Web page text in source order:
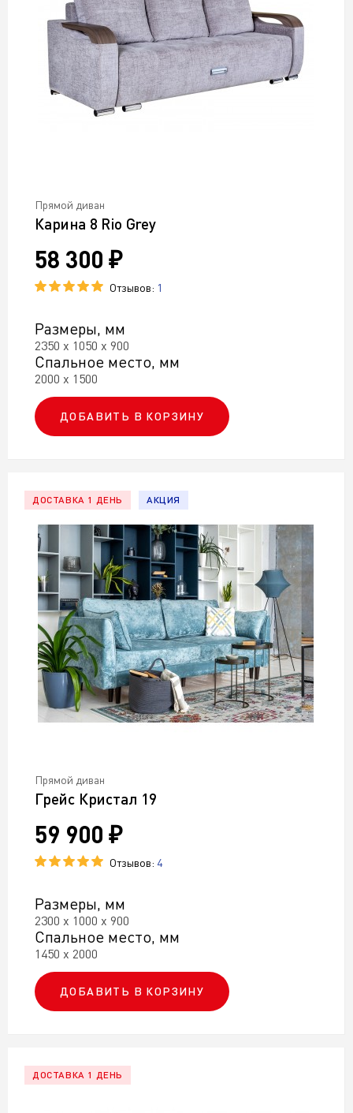
Прямой диван
Карина 8 Rio Grey
58 300 ₽
Отзывов: 1
Размеры, мм
2350 х 1050 х 900
Спальное место, мм
2000 х 1500
ДОБАВИТЬ В КОРЗИНУ
Прямой диван
Грейс Кристал 19
59 900 ₽
Отзывов: 4
Размеры, мм
2300 х 1000 х 900
Спальное место, мм
1450 х 2000
ДОБАВИТЬ В КОРЗИНУ
ДОСТАВКА 1 ДЕНЬ АКЦИЯ
ДОСТАВКА 1 ДЕНЬ